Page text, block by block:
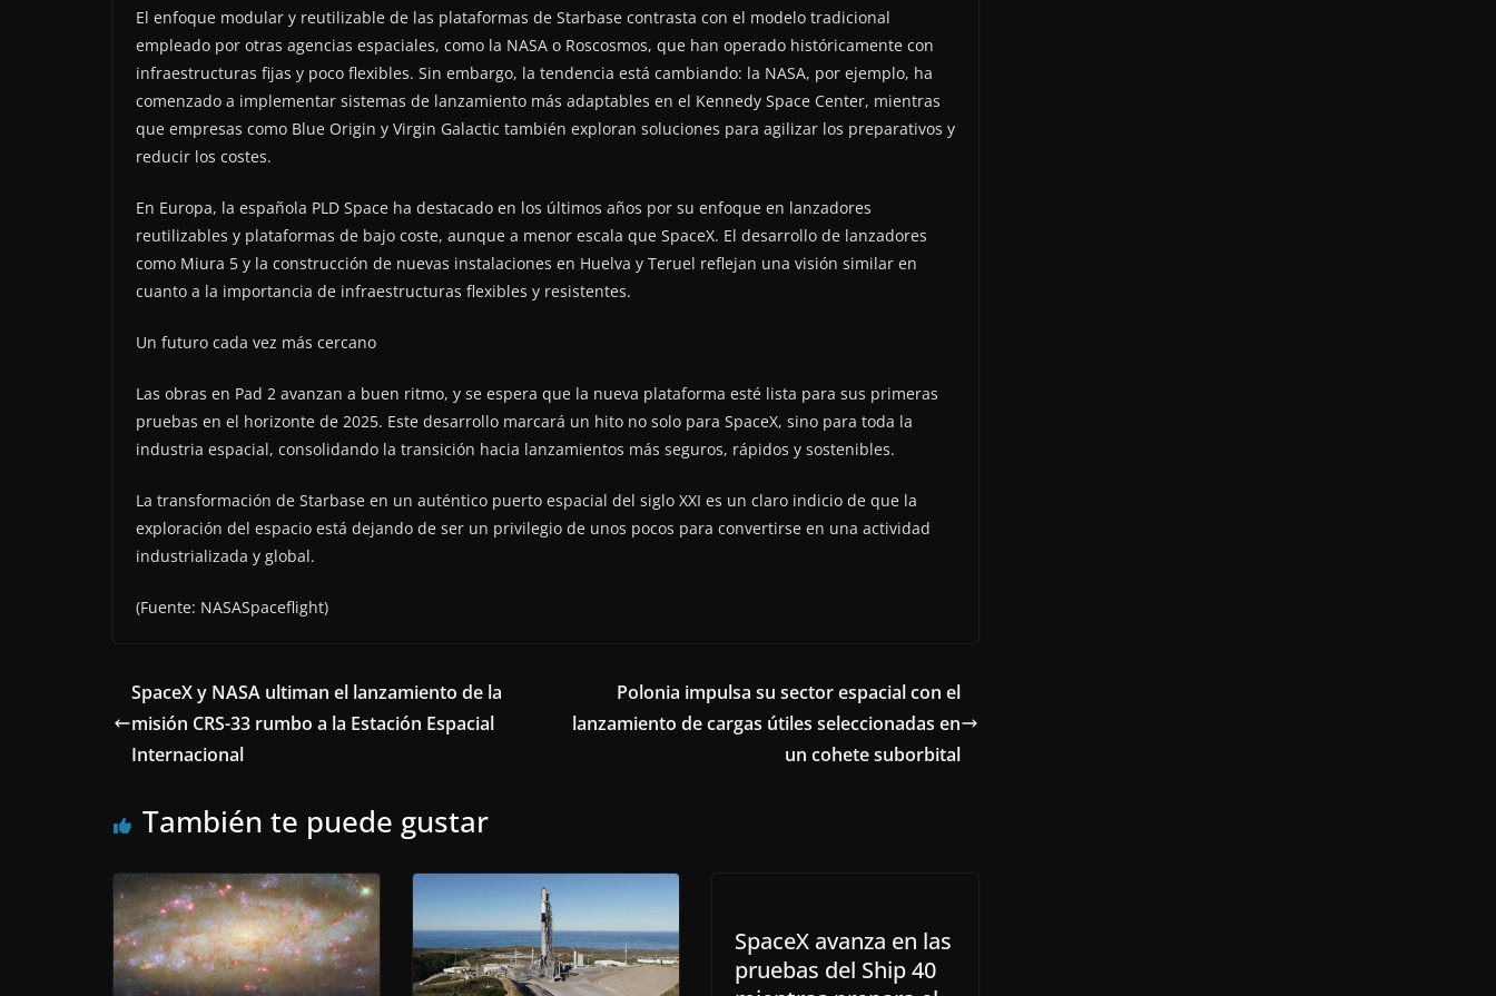
El enfoque modular y reutilizable de las plataformas de Starbase contrasta con el modelo tradicional
empleado por otras agencias espaciales, como la NASA o Roscosmos, que han operado históricamente con
infraestructuras fijas y poco flexibles. Sin embargo, la tendencia está cambiando: la NASA, por ejemplo, ha
comenzado a implementar sistemas de lanzamiento más adaptables en el Kennedy Space Center, mientras
que empresas como Blue Origin y Virgin Galactic también exploran soluciones para agilizar los preparativos y
reducir los costes.
En Europa, la española PLD Space ha destacado en los últimos años por su enfoque en lanzadores
reutilizables y plataformas de bajo coste, aunque a menor escala que SpaceX. El desarrollo de lanzadores
como Miura 5 y la construcción de nuevas instalaciones en Huelva y Teruel reflejan una visión similar en
cuanto a la importancia de infraestructuras flexibles y resistentes.
Un futuro cada vez más cercano
Las obras en Pad 2 avanzan a buen ritmo, y se espera que la nueva plataforma esté lista para sus primeras
pruebas en el horizonte de 2025. Este desarrollo marcará un hito no solo para SpaceX, sino para toda la
industria espacial, consolidando la transición hacia lanzamientos más seguros, rápidos y sostenibles.
La transformación de Starbase en un auténtico puerto espacial del siglo XXI es un claro indicio de que la
exploración del espacio está dejando de ser un privilegio de unos pocos para convertirse en una actividad
industrializada y global.
(Fuente: NASASpaceflight)
SpaceX y NASA ultiman el lanzamiento de la
misión CRS-33 rumbo a la Estación Espacial
Internacional
Polonia impulsa su sector espacial con el
lanzamiento de cargas útiles seleccionadas en
un cohete suborbital
También te puede gustar
SpaceX avanza en las
pruebas del Ship 40